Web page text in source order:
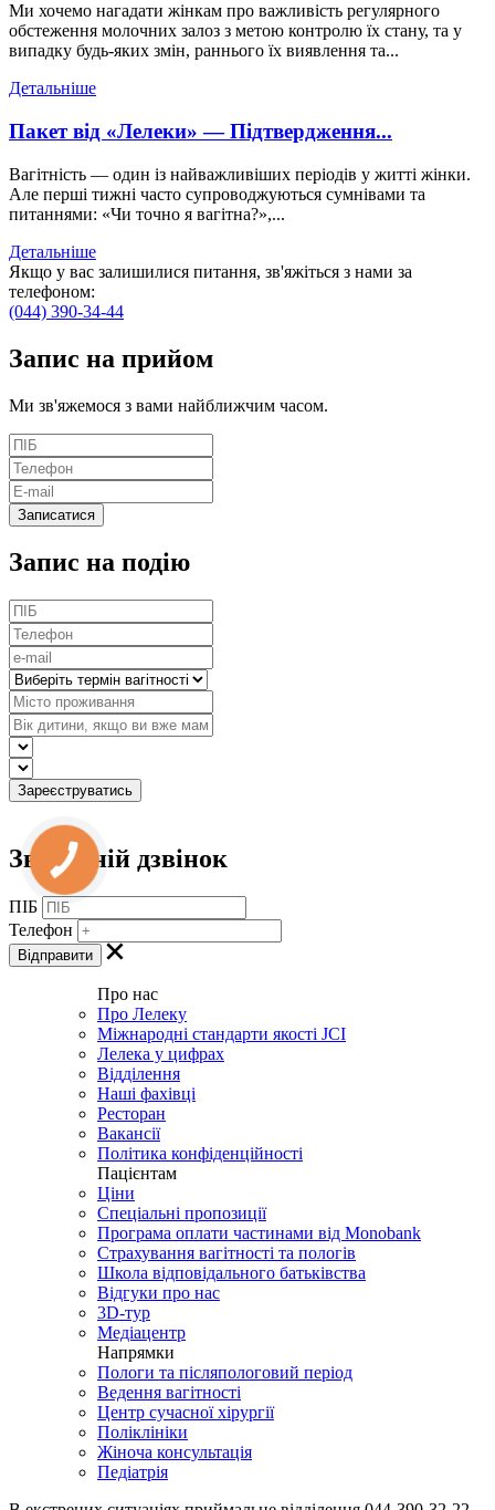
Ми хочемо нагадати жінкам про важливість регулярного
обстеження молочних залоз з метою контролю їх стану, та у
випадку будь-яких змін, раннього їх виявлення та...
Детальніше
Пакет від «Лелеки» — Підтвердження...
Вагітність — один із найважливіших періодів у житті жінки.
Але перші тижні часто супроводжуються сумнівами та
питаннями: «Чи точно я вагітна?»,...
Детальніше
Якщо у вас залишилися питання, зв'яжіться з нами за
телефоном:
(044) 390-34-44
Запис на прийом
Ми зв'яжемося з вами найближчим часом.
Запис на подію
Зворотній дзвінок
ПІБ
Телефон
Про нас
Про Лелеку
Міжнародні стандарти якості JCI
Лелека у цифрах
Відділення
Наші фахівці
Ресторан
Вакансії
Політика конфіденційності
Пацієнтам
Ціни
Спеціальні пропозиції
Програма оплати частинами від Monobank
Страхування вагітності та пологів
Школа відповідального батьківства
Відгуки про нас
3D-тур
Медіацентр
Напрямки
Пологи та післяпологовий період
Ведення вагітності
Центр сучасної хірургії
Поліклініки
Жіноча консультація
Педіатрія